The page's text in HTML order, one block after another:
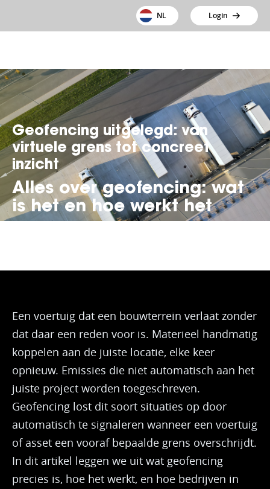
NL Login
Geofencing uitgelegd: van
virtuele grens tot concreet
inzicht
Alles over geofencing: wat
is het en hoe werkt het
Een voertuig dat een bouwterrein verlaat zonder
dat daar een reden voor is. Materieel handmatig
koppelen aan de juiste locatie, elke keer
opnieuw. Emissies die niet automatisch aan het
juiste project worden toegeschreven.
Geofencing lost dit soort situaties op door
automatisch te signaleren wanneer een voertuig
of asset een vooraf bepaalde grens overschrijdt.
In dit artikel leggen we uit wat geofencing
precies is, hoe het werkt, en hoe bedrijven in